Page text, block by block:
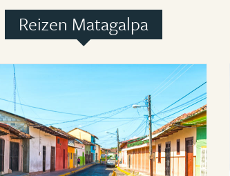
Reizen Matagalpa